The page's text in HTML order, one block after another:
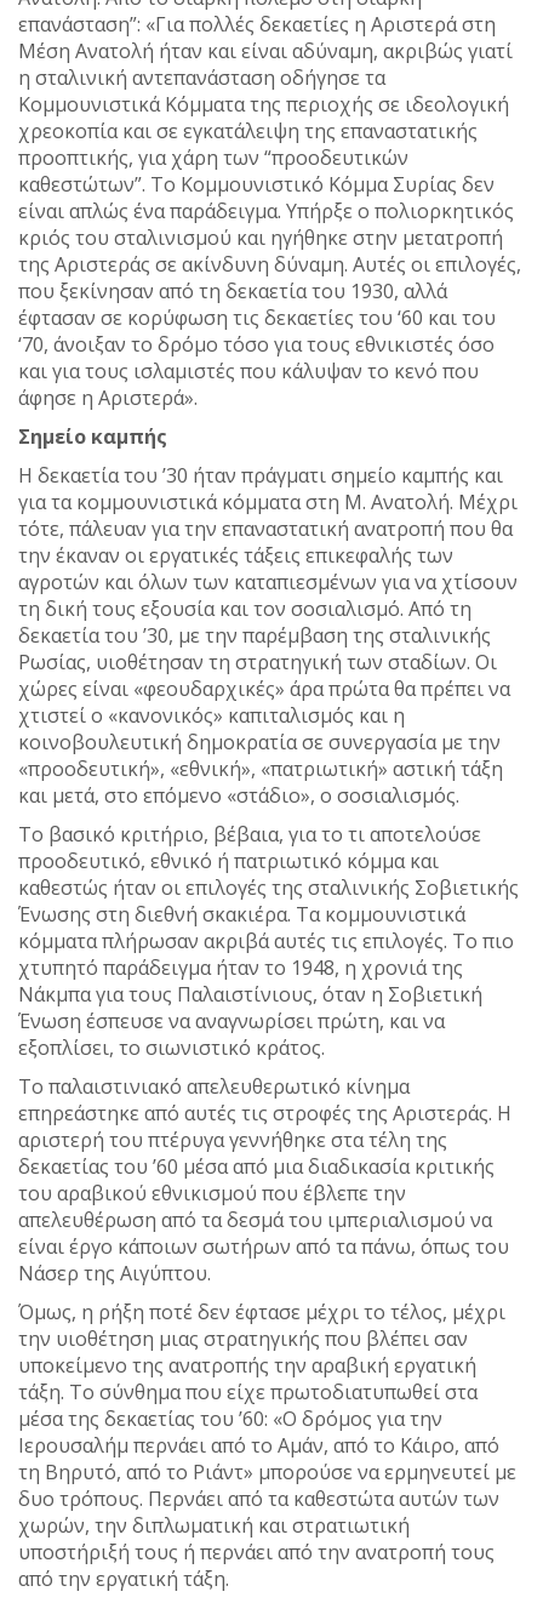
επανάσταση”: «Για πολλές δεκαετίες η Αριστερά στη
Μέση Ανατολή ήταν και είναι αδύναμη, ακριβώς γιατί
η σταλινική αντεπανάσταση οδήγησε τα
Κομμουνιστικά Κόμματα της περιοχής σε ιδεολογική
χρεοκοπία και σε εγκατάλειψη της επαναστατικής
προοπτικής, για χάρη των “προοδευτικών
καθεστώτων”. Το Κομμουνιστικό Κόμμα Συρίας δεν
είναι απλώς ένα παράδειγμα. Υπήρξε ο πολιορκητικός
κριός του σταλινισμού και ηγήθηκε στην μετατροπή
της Αριστεράς σε ακίνδυνη δύναμη. Αυτές οι επιλογές,
που ξεκίνησαν από τη δεκαετία του 1930, αλλά
έφτασαν σε κορύφωση τις δεκαετίες του ‘60 και του
‘70, άνοιξαν το δρόμο τόσο για τους εθνικιστές όσο
και για τους ισλαμιστές που κάλυψαν το κενό που
άφησε η Αριστερά».
Σημείο καμπής
Η δεκαετία του ’30 ήταν πράγματι σημείο καμπής και
για τα κομμουνιστικά κόμματα στη Μ. Ανατολή. Μέχρι
τότε, πάλευαν για την επαναστατική ανατροπή που θα
την έκαναν οι εργατικές τάξεις επικεφαλής των
αγροτών και όλων των καταπιεσμένων για να χτίσουν
τη δική τους εξουσία και τον σοσιαλισμό. Από τη
δεκαετία του ’30, με την παρέμβαση της σταλινικής
Ρωσίας, υιοθέτησαν τη στρατηγική των σταδίων. Οι
χώρες είναι «φεουδαρχικές» άρα πρώτα θα πρέπει να
χτιστεί ο «κανονικός» καπιταλισμός και η
κοινοβουλευτική δημοκρατία σε συνεργασία με την
«προοδευτική», «εθνική», «πατριωτική» αστική τάξη
και μετά, στο επόμενο «στάδιο», ο σοσιαλισμός.
Το βασικό κριτήριο, βέβαια, για το τι αποτελούσε
προοδευτικό, εθνικό ή πατριωτικό κόμμα και
καθεστώς ήταν οι επιλογές της σταλινικής Σοβιετικής
Ένωσης στη διεθνή σκακιέρα. Τα κομμουνιστικά
κόμματα πλήρωσαν ακριβά αυτές τις επιλογές. Το πιο
χτυπητό παράδειγμα ήταν το 1948, η χρονιά της
Νάκμπα για τους Παλαιστίνιους, όταν η Σοβιετική
Ένωση έσπευσε να αναγνωρίσει πρώτη, και να
εξοπλίσει, το σιωνιστικό κράτος.
Το παλαιστινιακό απελευθερωτικό κίνημα
επηρεάστηκε από αυτές τις στροφές της Αριστεράς. Η
αριστερή του πτέρυγα γεννήθηκε στα τέλη της
δεκαετίας του ’60 μέσα από μια διαδικασία κριτικής
του αραβικού εθνικισμού που έβλεπε την
απελευθέρωση από τα δεσμά του ιμπεριαλισμού να
είναι έργο κάποιων σωτήρων από τα πάνω, όπως του
Νάσερ της Αιγύπτου.
Όμως, η ρήξη ποτέ δεν έφτασε μέχρι το τέλος, μέχρι
την υιοθέτηση μιας στρατηγικής που βλέπει σαν
υποκείμενο της ανατροπής την αραβική εργατική
τάξη. Το σύνθημα που είχε πρωτοδιατυπωθεί στα
μέσα της δεκαετίας του ’60: «Ο δρόμος για την
Ιερουσαλήμ περνάει από το Αμάν, από το Κάιρο, από
τη Βηρυτό, από το Ριάντ» μπορούσε να ερμηνευτεί με
δυο τρόπους. Περνάει από τα καθεστώτα αυτών των
χωρών, την διπλωματική και στρατιωτική
υποστήριξή τους ή περνάει από την ανατροπή τους
από την εργατική τάξη.